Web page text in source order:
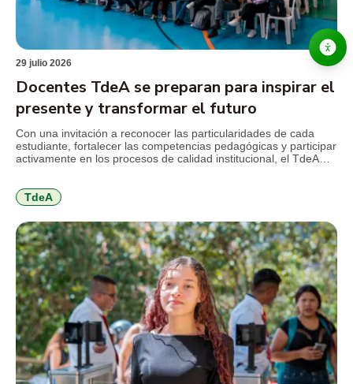
29 julio 2026
Docentes TdeA se preparan para inspirar el
presente y transformar el futuro
Con una invitación a reconocer las particularidades de cada
estudiante, fortalecer las competencias pedagógicas y participar
activamente en los procesos de calidad institucional, el TdeA
docentes nuevos y antiguos alrededor de los principales retos
que plantea […]
TdeA